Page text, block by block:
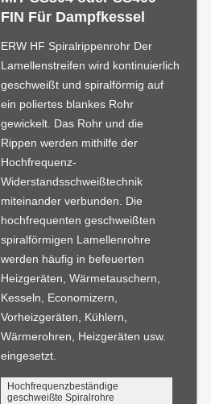
FIN Für Dampfkessel
ERW HF Spiralrippenrohr Der
Lamellenstreifen wird kontinuierlich
geschweißt und spiralförmig auf
ein poliertes blankes Rohr
gewickelt. Das Rohr und die
Rippen werden mithilfe der
Hochfrequenz-
Widerstandsschweißtechnik
miteinander verbunden. Die
hochfrequenten geschweißten
spiralförmigen Lamellenrohre
werden häufig in befeuerten
Heizgeräten, Wärmetauschern,
Kesseln, Economizern,
Vorheizgeräten, Kühlern,
Wärmerohren, Heizgeräten usw.
eingesetzt.
Hochfrequenzbeständige
geschweißte Spiralrohre